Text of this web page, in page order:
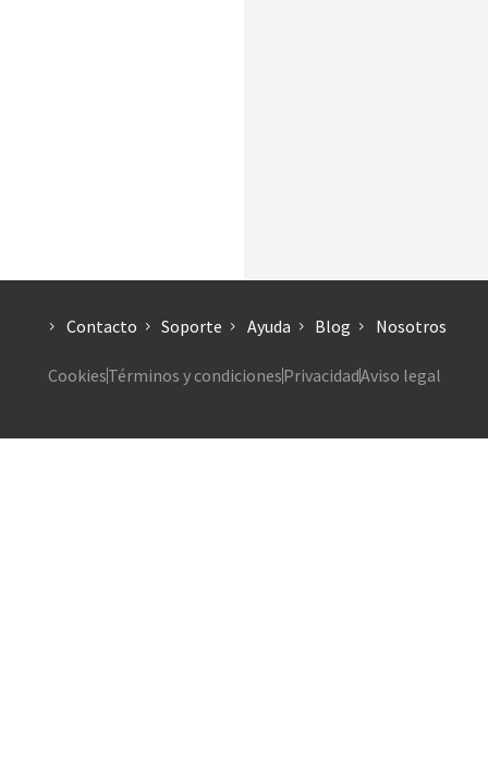
Contacto Soporte Ayuda Blog Nosotros
CookiesTérminos y condicionesPrivacidadAviso legal